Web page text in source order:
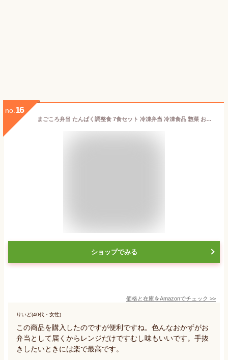
no. 16
まごころ弁当 たんぱく調整食 7食セット 冷凍弁当 冷凍食品 惣菜 お弁当 おかずのみ タンパク質 健康 まごころケア食 管理栄養士監修 安い 栄養 お試し 野菜 和食
ショップでみる
価格と在庫をAmazonでチェック >>
りいど(40代・女性)
この商品を購入したのですが便利ですね。色んなおかずがお
弁当として届くからレンジだけですむし味もいいです。手抜
きしたいときには楽で最高です。